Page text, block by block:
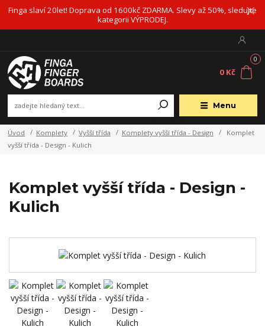
Finga slaví 20let! Doprava od 1600kč ZDARMA. Slevy až 50%, sledujte
kategorii VÝPRODEJ.
Menu
0
0 Kč
Úvod Komplety Vyšší třída Komplety vyšší třída - Design
Komplet
vyšší třída - Design - Kulich
Komplet vyšší třída - Design -
Kulich